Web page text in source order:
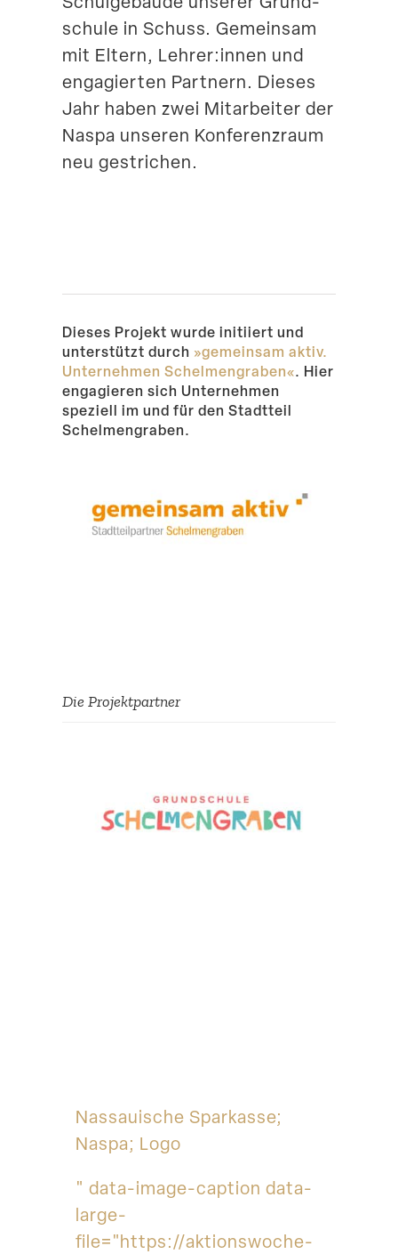
Suche
schule in Schuss. Gemeinsam
mit Eltern, Lehrer:innen und
engagierten Partnern. Dieses
Jahr haben zwei Mitar­beiter der
Naspa unseren Konfe­renzraum
neu gestrichen.
Dieses Projekt wurde initiiert und
unter­stützt durch »gemeinsam aktiv.
Unter­nehmen Schel­men­graben«. Hier
engagieren sich Unter­nehmen
speziell im und für den Stadtteil
Schelmengraben.
Die Projekt­partner
Nassauische Sparkasse;
Naspa; Logo
" data-image-caption data-
large-
file="https://aktionswoche-